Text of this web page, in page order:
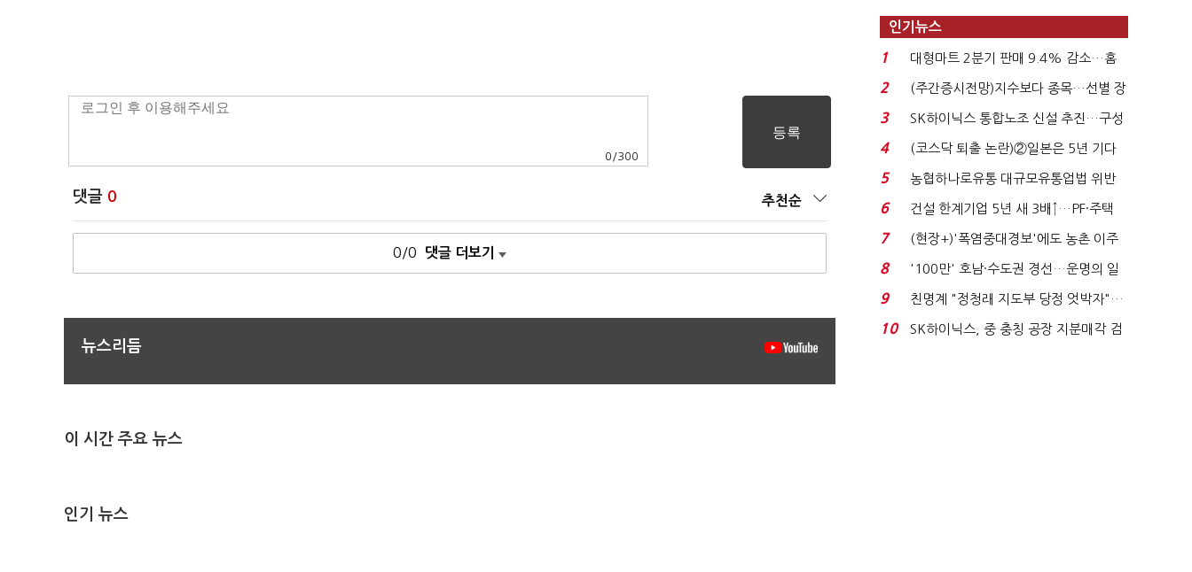
0 /300
댓글 0 추천순
0/0 댓글 더보기
뉴스리듬
이 시간 주요 뉴스
인기 뉴스
인기뉴스
1
대형마트 2분기 판매 9.4% 감소…홈
플러스 사태 여파...
2
(주간증시전망)지수보다 종목…선별 장
세 이어진다...
3
SK하이닉스 통합노조 신설 추진…구성
원 간 성과급 불...
4
(코스닥 퇴출 논란)②일본은 5년 기다
려주는데 우리는 ...
5
농협하나로유통 대규모유통업법 위반
적발…공정위, 과...
6
건설 한계기업 5년 새 3배↑…PF·주택
침체에 재무 ...
7
(현장+)'폭염중대경보'에도 농촌 이주
노동자는 강행군…'야...
8
'100만' 호남·수도권 경선…운명의 일
주일
9
친명계 "정청래 지도부 당정 엇박자"…
친청계 "신천지 오...
10
SK하이닉스, 중 충칭 공장 지분매각 검